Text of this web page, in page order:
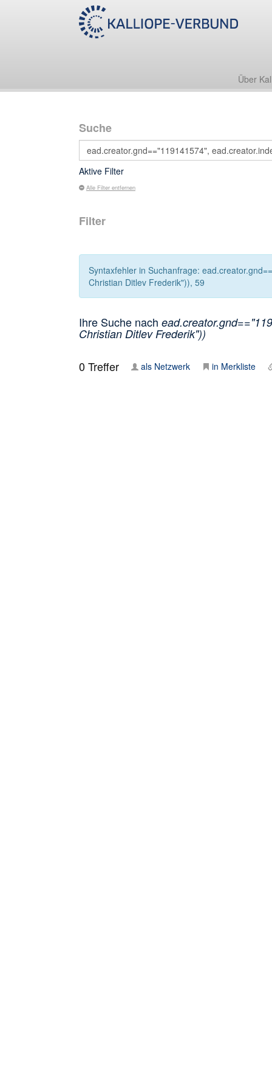
Über
Suche
Aktive Filter
Alle Filter entfernen
Filter
Syntaxfehler in Suchanfrage:
Christian Ditlev Frederik")), 59
Ihre Suche nach
Christian Ditlev Frederik"))
0Treffer als Netzwerk in Merkliste